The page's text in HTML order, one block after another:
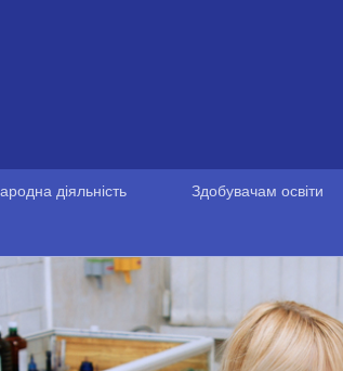
діяльність Здобувачам освіти